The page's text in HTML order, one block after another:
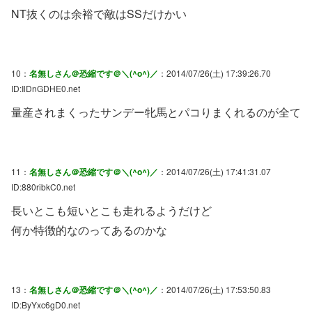
NT抜くのは余裕で敵はSSだけかい
10： 名無しさん＠恐縮です＠＼(^o^)／ ：2014/07/26(土) 17:39:26.70
ID:IlDnGDHE0.net
量産されまくったサンデー牝馬とパコりまくれるのが全て
11： 名無しさん＠恐縮です＠＼(^o^)／ ：2014/07/26(土) 17:41:31.07
ID:880ribkC0.net
長いとこも短いとこも走れるようだけど
何か特徴的なのってあるのかな
13： 名無しさん＠恐縮です＠＼(^o^)／ ：2014/07/26(土) 17:53:50.83
ID:ByYxc6gD0.net